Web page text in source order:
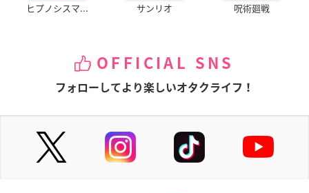
ヒプノシスマ... サンリオ 呪術廻戦
OFFICIAL SNS
フォローしてより楽しいオタクライフ！